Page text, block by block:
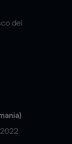
dei